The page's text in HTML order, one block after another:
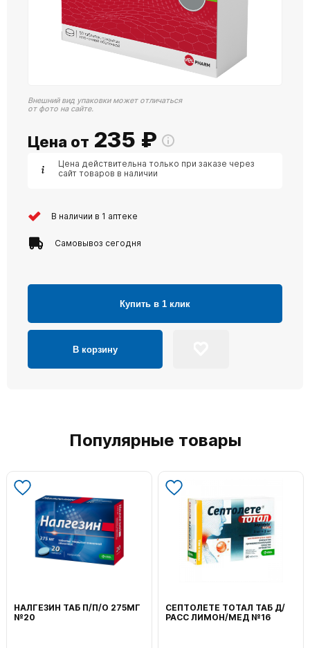
Внешний вид упаковки может отличаться
от фото на сайте.
Цена от 235 ₽
Цена действительна только при заказе через
сайт товаров в наличии
В наличии в 1 аптеке
Самовывоз сегодня
Купить в 1 клик
В корзину
Популярные товары
НАЛГЕЗИН ТАБ П/П/О 275МГ
№20
СЕПТОЛЕТЕ ТОТАЛ ТАБ Д/
РАСС ЛИМОН/МЕД №16